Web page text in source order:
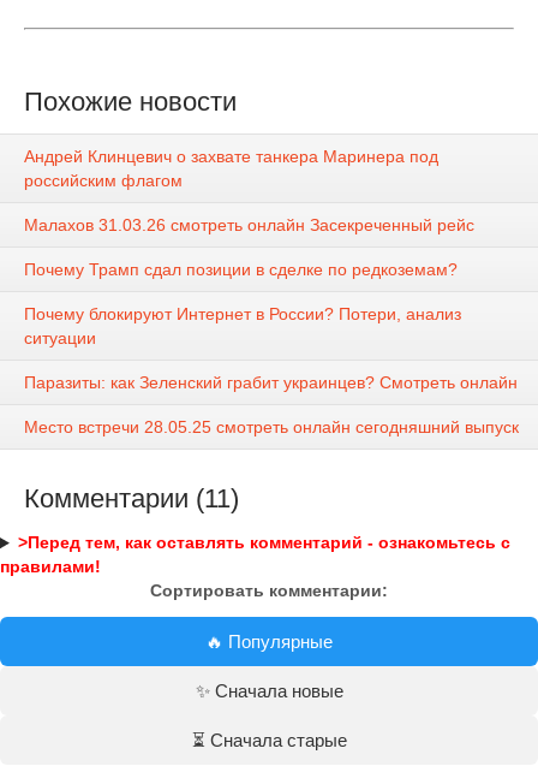
Похожие новости
Андрей Клинцевич о захвате танкера Маринера под
российским флагом
Малахов 31.03.26 смотреть онлайн Засекреченный рейс
Почему Трамп сдал позиции в сделке по редкоземам?
Почему блокируют Интернет в России? Потери, анализ
ситуации
Паразиты: как Зеленский грабит украинцев? Смотреть онлайн
Место встречи 28.05.25 смотреть онлайн сегодняшний выпуск
Комментарии (11)
>Перед тем, как оставлять комментарий - ознакомьтесь с
правилами!
Сортировать комментарии:
🔥 Популярные
✨ Сначала новые
⏳ Сначала старые